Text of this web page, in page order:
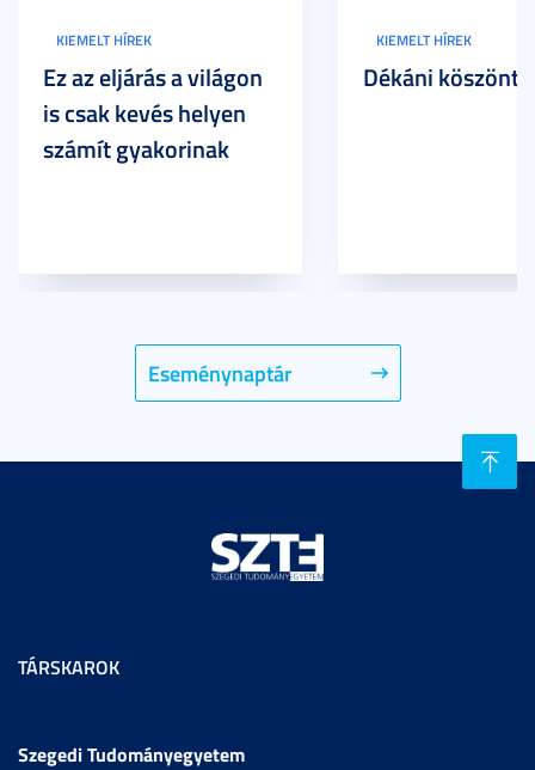
Eseménynaptár
KIEMELT HÍREK
Ez az eljárás a világon
is csak kevés helyen
számít gyakorinak
KIEMELT HÍREK
Dékáni köszöntő
TÁRSKAROK
Szegedi Tudományegyetem